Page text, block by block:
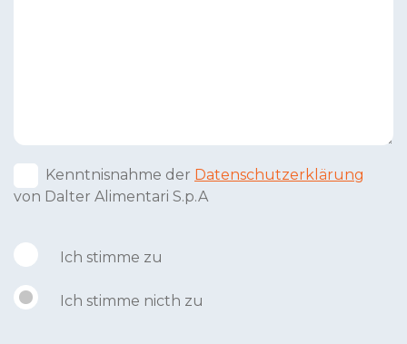
Kenntnisnahme der Datenschutzerklärung
von Dalter Alimentari S.p.A
Ich stimme zu
Ich stimme nicth zu